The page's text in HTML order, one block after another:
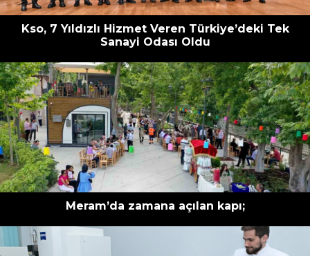
Kso, 7 Yıldızlı Hizmet Veren Türkiye’deki Tek
Sanayi Odası Oldu
Meram’da zamana açılan kapı;